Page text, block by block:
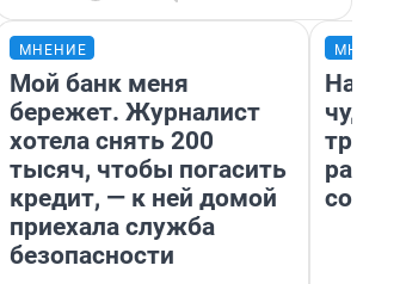
МНЕНИЕ
Мой банк меня
бережет. Журналист
хотела снять 200
тысяч, чтобы погасить
кредит, — к ней домой
приехала служба
безопасности